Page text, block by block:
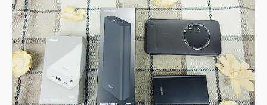
美到讓人超想擁有 moto pad 60 系列 與 Moto | Swarovski razr 60 冰藍限定版本 開箱 評測
好用的 EaseUS Partition Master 讓您輕鬆的移除與格式化有防寫保護的隨身碟或SD卡
一鍵修復模糊影片、舊照的 AI 好幫手! VideoProc Converter AI 新版全解析 × 年末優惠，一篇全看懂
小朋友才做選擇 投影機 RGB藍牙音響 氛圍情境燈 我通通都要！ Starfish 2 幻彩膠囊投影機｜結合「 智慧投影 & 煥彩流動 」的沈浸式生活新體驗
外型超吸晴~ 給您絕佳操控體驗 GravaStar Mercury K1 系列 異星機械鍵盤與 Mercury X 系列 輕量無線電競滑鼠 開箱 評測
開箱~變身「蜘蛛人」椅子軍師！MSI MPG 491CQP QD-OLED 超寬曲面電競螢幕，多工辦公、爽度滿滿的終極桌面體驗
iPhone 17 系列 有認證的防護來囉！ imos 首家導入 UL MCV 行銷宣告驗證的手機配件品牌
DJI Osmo Pocket 3 爽爽帶回家 歡慶 EaseUS 21 週年到來，「Slogan 海報徵稿活動」好康大放送